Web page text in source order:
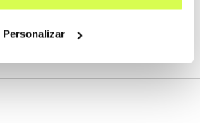
Personalizar
streams scheduled